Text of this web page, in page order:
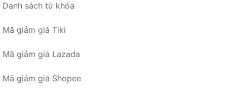
Danh sách từ khóa
Mã giảm giá Tiki
Mã giảm giá Lazada
Mã giảm giá Shopee